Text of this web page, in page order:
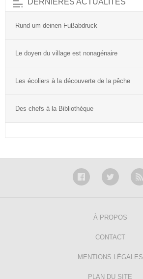
Rund um deinen Fußabdruck
Le doyen du village est nonagénaire
Les écoliers à la découverte de la pêche
Des chefs à la Bibliothèque
À PROPOS
CONTACT
MENTIONS LÉGALES
PLAN DU SITE